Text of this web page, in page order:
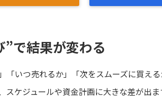
で結果が変わる
「いつ売れるか」「次をスムーズに買え
ケジュールや資金計画に大きな差が出ま